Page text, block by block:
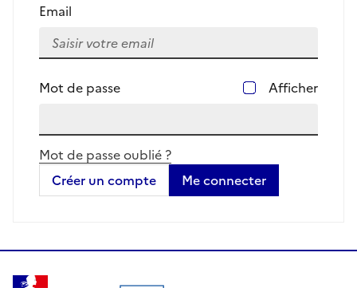
Email
Mot de passe Afficher
Mot de passe oublié ?
Créer un compte
Me connecter